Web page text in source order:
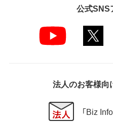
公式SNS
法人のお客様向
「Biz